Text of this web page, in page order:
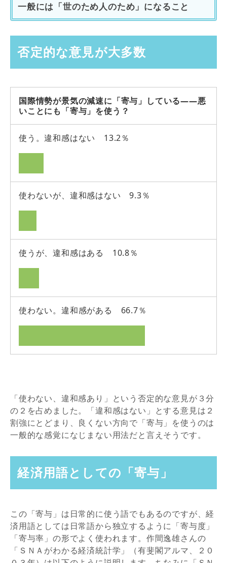
一般には「世のため人のため」になること
否定的な意見が大多数
国際情勢が景気の減速に「寄与」している――悪
いことにも「寄与」を使う？
使う。違和感はない 13.2％
使わないが、違和感はない 9.3％
使うが、違和感はある 10.8％
使わない。違和感がある 66.7％
「使わない、違和感あり」という否定的な意見が３分
の２を占めました。「違和感はない」とする意見は２
割強にとどまり、良くない方向で「寄与」を使うのは
一般的な感覚になじまない用法だと言えそうです。
経済用語としての「寄与」
この「寄与」は日常的に使う語でもあるのですが、経
済用語としては日常語から独立するように「寄与度」
「寄与率」の形でよく使われます。作間逸雄さんの
「ＳＮＡがわかる経済統計学」（有斐閣アルマ、２０